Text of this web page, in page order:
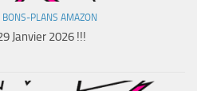
BONS-PLANS AMAZON
Janvier 2026 !!!